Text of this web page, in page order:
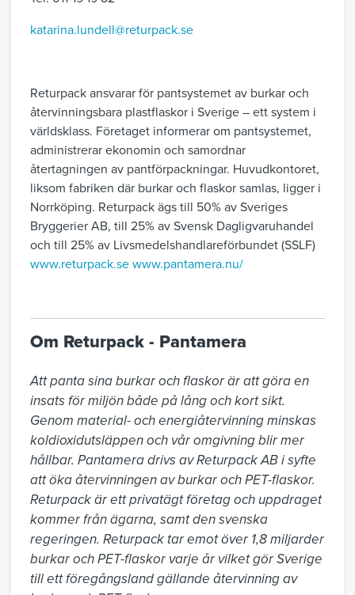
katarina.lundell@returpack.se
Returpack ansvarar för pantsystemet av burkar och
återvinningsbara plastflaskor i Sverige – ett system i
världsklass. Företaget informerar om pantsystemet,
administrerar ekonomin och samordnar
återtagningen av pantförpackningar. Huvudkontoret,
liksom fabriken där burkar och flaskor samlas, ligger i
Norrköping. Returpack ägs till 50% av Sveriges
Bryggerier AB, till 25% av Svensk Dagligvaruhandel
och till 25% av Livsmedelshandlareförbundet (SSLF)
www.returpack.se www.pantamera.nu/
Om Returpack - Pantamera
Att panta sina burkar och flaskor är att göra en
insats för miljön både på lång och kort sikt.
Genom material- och energiåtervinning minskas
koldioxidutsläppen och vår omgivning blir mer
hållbar. Pantamera drivs av Returpack AB i syfte
att öka återvinningen av burkar och PET-flaskor.
Returpack är ett privatägt företag och uppdraget
kommer från ägarna, samt den svenska
regeringen. Returpack tar emot över 1,8 miljarder
burkar och PET-flaskor varje år vilket gör Sverige
till ett föregångsland gällande återvinning av